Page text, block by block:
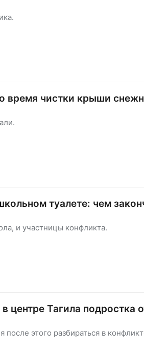
время чистки крыши
туалете: чем
и участницы конфликта.
центре Тагила подростка
после этого разбираться в